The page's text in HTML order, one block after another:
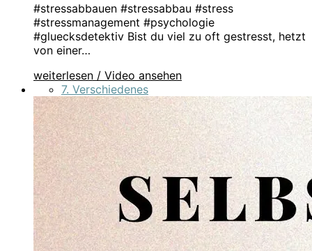
#stressabbauen #stressabbau #stress
#stressmanagement #psychologie
#gluecksdetektiv Bist du viel zu oft gestresst, hetzt
von einer…
weiterlesen / Video ansehen
7. Verschiedenes